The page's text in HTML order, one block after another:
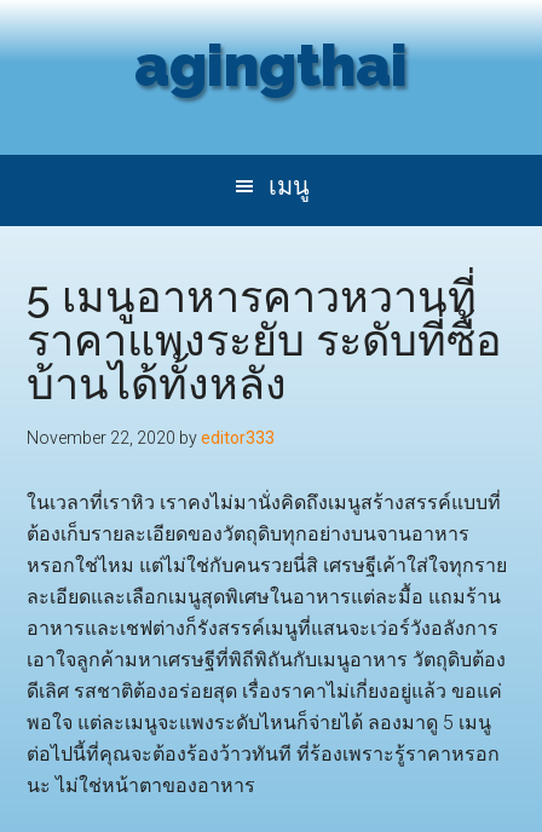
Skip
to
Skip
to
agingthai
5 เมนูอาหารคาวหวานที่
ราคาแพงระยับ ระดับที่ซื้อ
บ้านได้ทั้งหลัง
November 22, 2020 byeditor333
ในเวลาที่เราหิว เราคงไม่มานั่งคิดถึงเมนูสร้างสรรค์แบบที่
ต้องเก็บรายละเอียดของวัตถุดิบทุกอย่างบนจานอาหาร
หรอกใช่ไหม แต่ไม่ใช่กับคนรวยนี่สิ เศรษฐีเค้าใส่ใจทุกราย
ละเอียดและเลือกเมนูสุดพิเศษในอาหารแต่ละมื้อ แถมร้าน
อาหารและเชฟต่างก็รังสรรค์เมนูที่แสนจะเว่อร์วังอลังการ
เอาใจลูกค้ามหาเศรษฐีที่พิถีพิถันกับเมนูอาหาร วัตถุดิบต้อง
ดีเลิศ รสชาติต้องอร่อยสุด เรื่องราคาไม่เกี่ยงอยู่แล้ว ขอแค่
พอใจ แต่ละเมนูจะแพงระดับไหนก็จ่ายได้ ลองมาดู 5 เมนู
ต่อไปนี้ที่คุณจะต้องร้องว้าวทันที ที่ร้องเพราะรู้ราคาหรอก
นะ ไม่ใช่หน้าตาของอาหาร